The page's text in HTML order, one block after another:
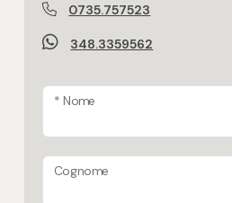
0735.757523
348.3359562
* Nome
Cognome